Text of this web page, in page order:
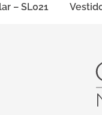
– SL021